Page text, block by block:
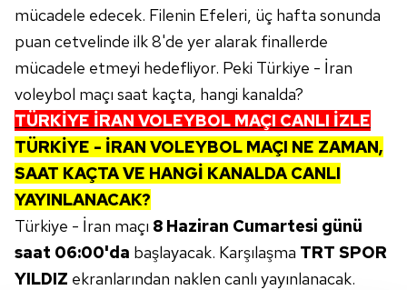
mücadele edecek. Filenin Efeleri, üç hafta sonunda
puan cetvelinde ilk 8'de yer alarak finallerde
mücadele etmeyi hedefliyor. Peki Türkiye - İran
voleybol maçı saat kaçta, hangi kanalda?
TÜRKİYE İRAN VOLEYBOL MAÇI CANLI İZLE
TÜRKİYE - İRAN VOLEYBOL MAÇI NE ZAMAN,
SAAT KAÇTA VE HANGİ KANALDA CANLI
YAYINLANACAK?
Türkiye - İran maçı 8 Haziran Cumartesi günü
saat 06:00'da başlayacak. Karşılaşma TRT SPOR
YILDIZ ekranlarından naklen canlı yayınlanacak.